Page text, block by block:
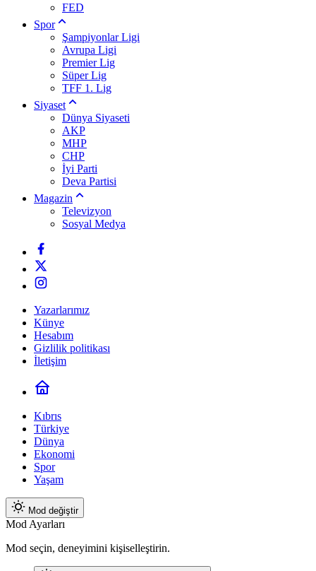
FED
Spor
Şampiyonlar Ligi
Avrupa Ligi
Premier Lig
Süper Lig
TFF 1. Lig
Siyaset
Dünya Siyaseti
AKP
MHP
CHP
İyi Parti
Deva Partisi
Magazin
Televizyon
Sosyal Medya
Yazarlarımız
Künye
Hesabım
Gizlilik politikası
İletişim
Kıbrıs
Türkiye
Dünya
Ekonomi
Spor
Yaşam
Mod değiştir
Mod Ayarları
Mod seçin, deneyimini kişiselleştirin.